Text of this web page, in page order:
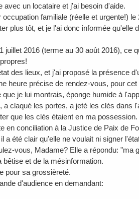
avec un locataire et j'ai besoin d'aide.
familiale (réelle et urgente!)
plus tôt, et je l'ai donc informée
juillet 2016 (terme au 30 août 2016), ce
des lieux, et j'ai proposé la présence
heure précise de rendez-vous, pour
je lui montrais, éponge humide à
a claqué les portes, a jeté les clés dans
que les clés étaient en ma possession.
en conciliation à la Justice de Paix de
a été clair qu'elle ne voulait ni signer
vous, Madame? Elle a répondu: "ma
et de la mésinformation.
pour sa grossièreté.
d'audience en demandant: